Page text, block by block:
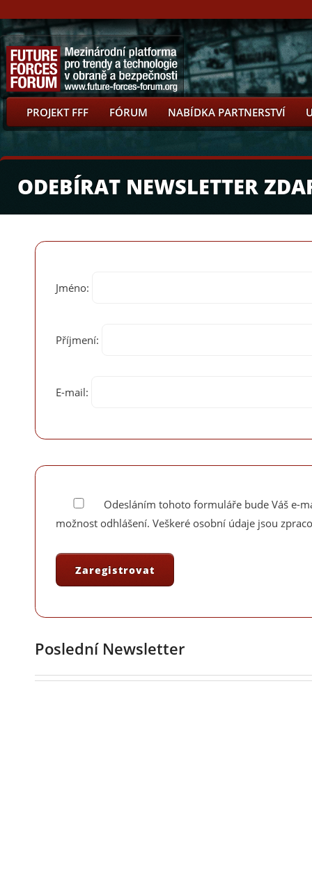
PROJEKT FFF FÓRUM NABÍDKA PARTNERSTVÍ
ODEBÍRAT NEWSLETTER
Jméno:
Příjmení:
E-mail:
možnost odhlášení. Veškeré osobní údaje jsou
Poslední Newsletter